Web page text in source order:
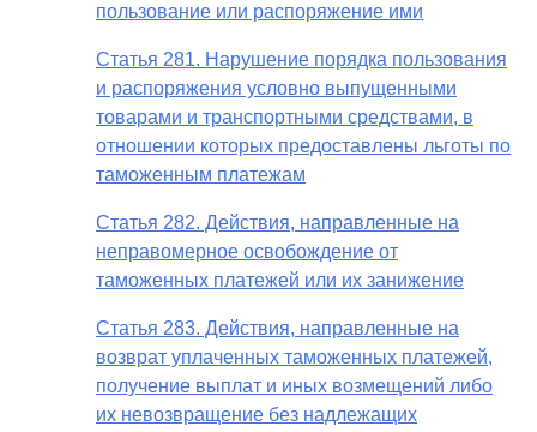
пользование или распоряжение ими
Статья 281. Нарушение порядка пользования
и распоряжения условно выпущенными
товарами и транспортными средствами, в
отношении которых предоставлены льготы по
таможенным платежам
Статья 282. Действия, направленные на
неправомерное освобождение от
таможенных платежей или их занижение
Статья 283. Действия, направленные на
возврат уплаченных таможенных платежей,
получение выплат и иных возмещений либо
их невозвращение без надлежащих